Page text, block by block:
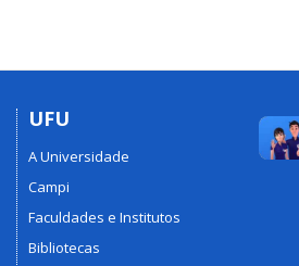
UFU
A Universidade
Campi
Faculdades e Institutos
Bibliotecas